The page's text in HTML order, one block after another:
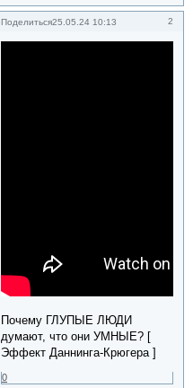
Поделиться 2
25.05.24 10:13
Почему ГЛУПЫЕ ЛЮДИ
думают, что они УМНЫЕ? [
Эффект Даннинга-Крюгера ]
0